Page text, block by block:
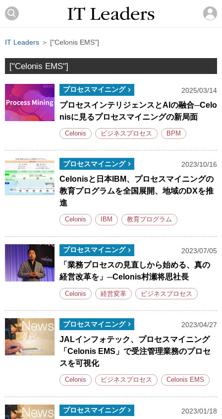
IT Leaders ＞ ["Celonis EMS"]
["Celonis EMS"]
プロセスマイニング 2025/03/14
プロセスインテリジェンスとAIの融合─Celo
nisに見るプロセスマイニングの新局面
Celonis ビジネスプロセス BPM
プロセスマイニング 2023/10/16
Celonisと日本IBM、プロセスマイニングの
教育プログラムを全国展開、地域のDXを推
進
Celonis IBM 教育プログラム
プロセスマイニング 2023/07/05
「業務プロセスの見直しから始める、真の
経営改革を」─Celonis村瀬将思社長
Celonis 経営変革 ビジネスプロセス
プロセスマイニング 2023/04/27
JALインフォテック、プロセスマイニング
「Celonis EMS」で受注管理業務のプロセ
スを可視化
Celonis ビジネスプロセス Celonis EMS
プロセスマイニング 2023/01/18